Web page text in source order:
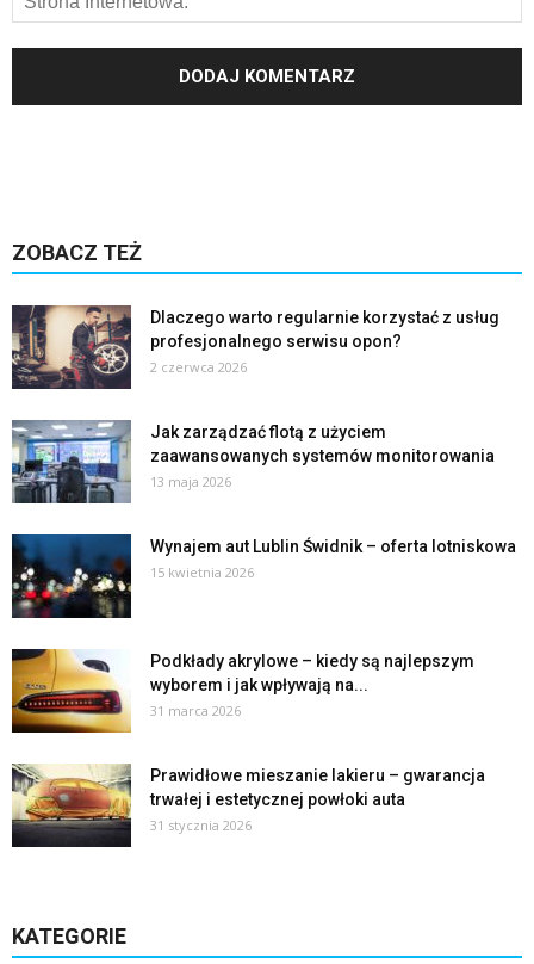
ZOBACZ TEŻ
Dlaczego warto regularnie korzystać z usług
profesjonalnego serwisu opon?
2 czerwca 2026
Jak zarządzać flotą z użyciem
zaawansowanych systemów monitorowania
13 maja 2026
Wynajem aut Lublin Świdnik – oferta lotniskowa
15 kwietnia 2026
Podkłady akrylowe – kiedy są najlepszym
wyborem i jak wpływają na...
31 marca 2026
Prawidłowe mieszanie lakieru – gwarancja
trwałej i estetycznej powłoki auta
31 stycznia 2026
KATEGORIE